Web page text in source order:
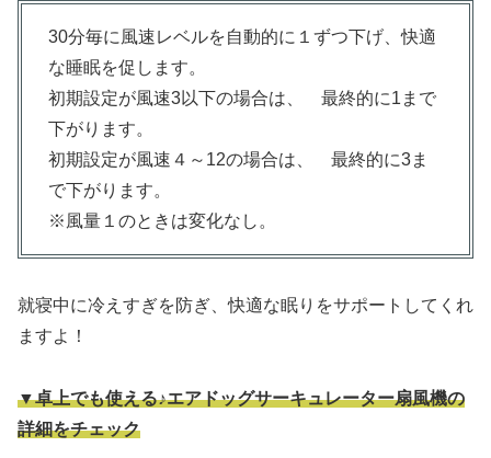
30分毎に風速レベルを自動的に１ずつ下げ、快適
な睡眠を促します。
初期設定が風速3以下の場合は、 最終的に1まで
下がります。
初期設定が風速４～12の場合は、 最終的に3ま
で下がります。
※風量１のときは変化なし。
就寝中に冷えすぎを防ぎ、快適な眠りをサポートしてくれ
ますよ！
▼卓上でも使える♪エアドッグサーキュレーター扇風機の
詳細をチェック